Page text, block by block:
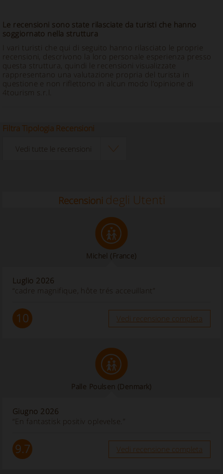
Le recensioni sono state rilasciate da turisti che hanno
soggiornato nella struttura
I vari turisti che qui di seguito hanno rilasciato le proprie
recensioni, descrivono la loro personale esperienza presso
questa struttura, quindi le recensioni visualizzate
rappresentano una valutazione propria del turista in
questione e non riflettono in alcun modo l’opinione di
4tourism s.r.l.
Filtra Tipologia Recensioni
Recensioni degli Utenti
Michel (France)
Luglio 2026
“cadre magnifique, hôte trés acceuillant”
10 Vedi recensione completa
Palle Poulsen (Denmark)
Giugno 2026
“En fantastisk positiv oplevelse.”
9.7 Vedi recensione completa